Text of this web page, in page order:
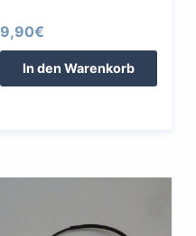
9,90€
In den Warenkorb